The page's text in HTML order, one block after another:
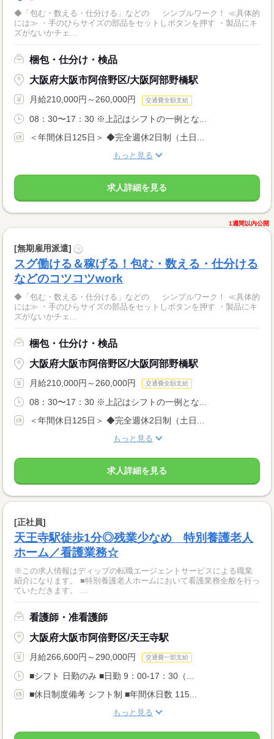
◆「包む・数える・仕分ける」などの シンプルワーク！ ≪具体的
には≫ ・手のひらサイズの部品をセットしボタンを押す ・製品にキ
ズがないかチェ...
梱包・仕分け・検品
大阪府大阪市阿倍野区/大阪阿部野橋駅
月給210,000円～260,000円 交通費全額支給
08：30〜17：30 ※上記はシフトの一例とな...
＜年間休日125日＞ ◆完全週休2日制（土日...
もっと見る
求人詳細を見る
1週間以内公開
[無期雇用派遣] ?
スグ働ける＆稼げる！包む・数える・仕分ける
などのコツコツwork
◆「包む・数える・仕分ける」などの シンプルワーク！ ≪具体的
には≫ ・手のひらサイズの部品をセットしボタンを押す ・製品にキ
ズがないかチェ...
梱包・仕分け・検品
大阪府大阪市阿倍野区/大阪阿部野橋駅
月給210,000円～260,000円 交通費全額支給
08：30〜17：30 ※上記はシフトの一例とな...
＜年間休日125日＞ ◆完全週休2日制（土日...
もっと見る
求人詳細を見る
[正社員]
天王寺駅徒歩1分◎残業少なめ 特別養護老人
ホーム／看護業務☆
※この求人情報はディップの転職エージェントサービスによる職業
紹介になります。 ■特別養護老人ホームにおいて看護業務全般を行っ
ていただきます。 ...
看護師・准看護師
大阪府大阪市阿倍野区/天王寺駅
月給266,600円～290,000円 交通費一部支給
■シフト 日勤のみ ■日勤 9：00-17：30（...
■休日制度備考 シフト制 ■年間休日数 115...
もっと見る